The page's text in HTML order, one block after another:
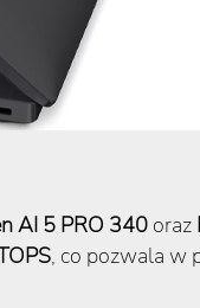
AI 5 PRO 340 oraz
, co pozwala w